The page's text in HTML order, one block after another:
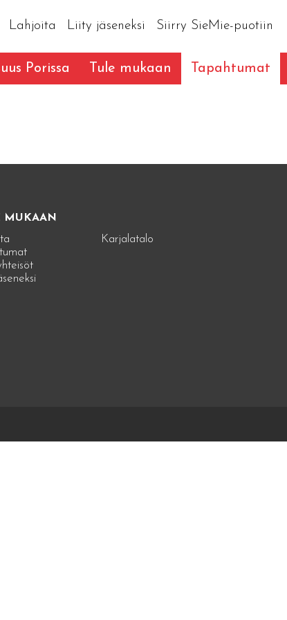
Lahjoita Liity jäseneksi Siirry SieMie-puotiin
Porissa Tule mukaan Tapahtumat
MUKAAN
Karjalatalo